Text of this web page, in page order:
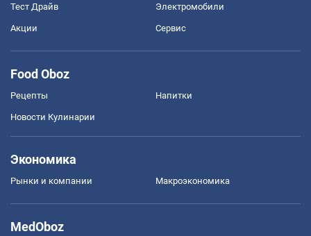
Тест Драйв Электромобили
Акции Сервис
Food Oboz
Рецепты Напитки
Новости Кулинарии
Экономика
Рынки и компании Mакроэкономика
MedOboz